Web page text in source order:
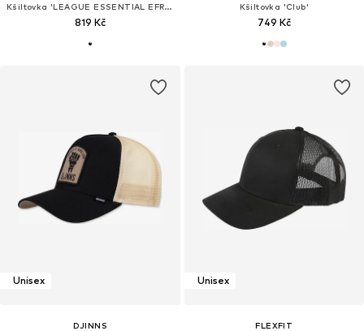
Kšiltovka 'LEAGUE ESSENTIAL EFRAME NEYYAN'
819 Kč
Kšiltovka 'Club'
749 Kč
Unisex
DJINNS
Unisex
FLEXFIT